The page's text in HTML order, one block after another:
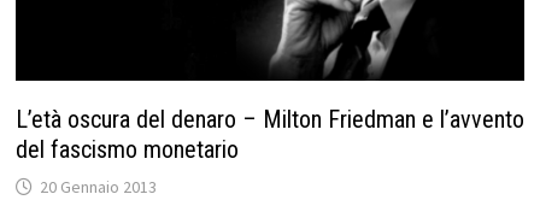
L’età oscura del denaro – Milton Friedman e l’avvento
del fascismo monetario
20 Gennaio 2013